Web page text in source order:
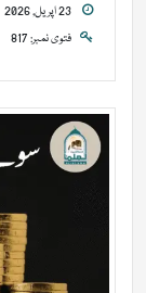
فتوی نمبر: 817